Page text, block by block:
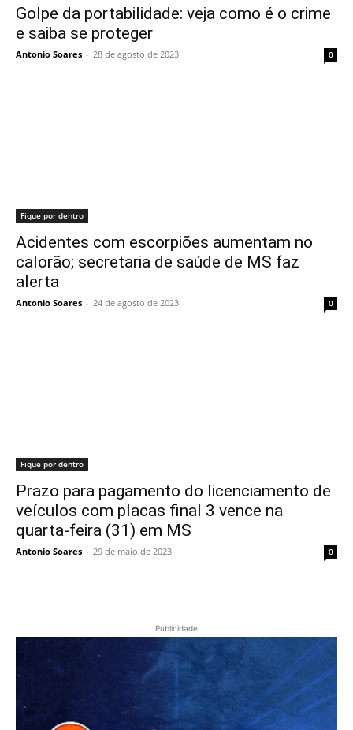
Golpe da portabilidade: veja como é o crime
e saiba se proteger
Antonio Soares - 28 de agosto de 2023 0
Fique por dentro
Acidentes com escorpiões aumentam no
calorão; secretaria de saúde de MS faz
alerta
Antonio Soares - 24 de agosto de 2023 0
Fique por dentro
Prazo para pagamento do licenciamento de
veículos com placas final 3 vence na
quarta-feira (31) em MS
Antonio Soares - 29 de maio de 2023 0
Publicidade